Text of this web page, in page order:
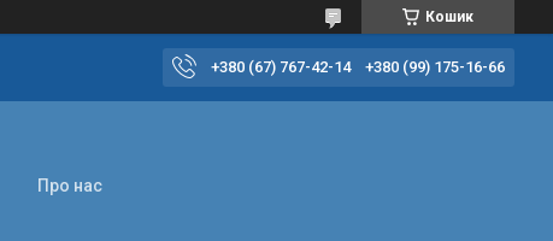
Кошик
+380 (67) 767-42-14 +380 (99) 175-16-66
Про нас